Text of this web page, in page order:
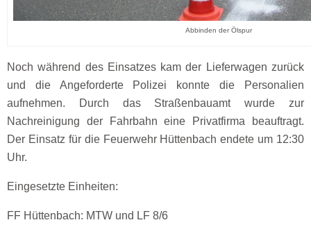
Abbinden der Ölspur
Noch während des Einsatzes kam der Lieferwagen zurück
und die Angeforderte Polizei konnte die Personalien
aufnehmen. Durch das Straßenbauamt wurde zur
Nachreinigung der Fahrbahn eine Privatfirma beauftragt.
Der Einsatz für die Feuerwehr Hüttenbach endete um 12:30
Uhr.
Eingesetzte Einheiten:
FF Hüttenbach: MTW und LF 8/6